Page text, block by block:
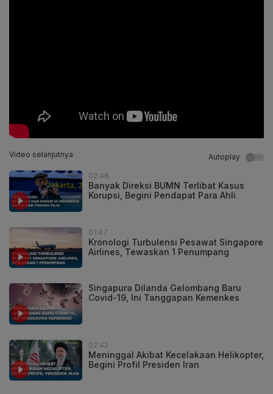
Video selanjutnya Autoplay
02:48
Banyak Direksi BUMN Terlibat Kasus
Korupsi, Begini Pendapat Para Ahli
01:47
Kronologi Turbulensi Pesawat Singapore
Airlines, Tewaskan 1 Penumpang
Singapura Dilanda Gelombang Baru
Covid-19, Ini Tanggapan Kemenkes
02:42
Meninggal Akibat Kecelakaan Helikopter,
Begini Profil Presiden Iran